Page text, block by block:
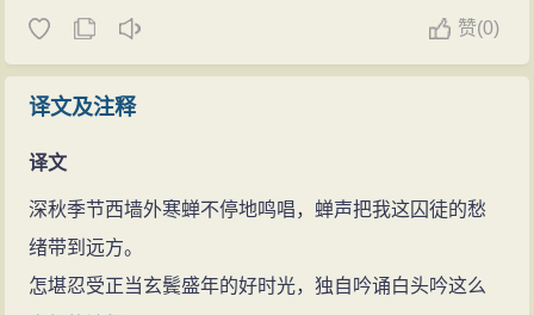
赞(0)
译文及注释
译文
深秋季节西墙外寒蝉不停地鸣唱，蝉声把我这囚徒的愁
绪带到远方。
怎堪忍受正当玄鬓盛年的好时光，独自吟诵白头吟这么